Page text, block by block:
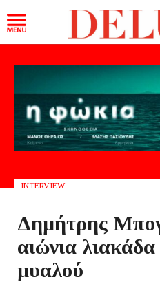
INTERVIEW
Δημήτρης
αιώνια
μυαλού